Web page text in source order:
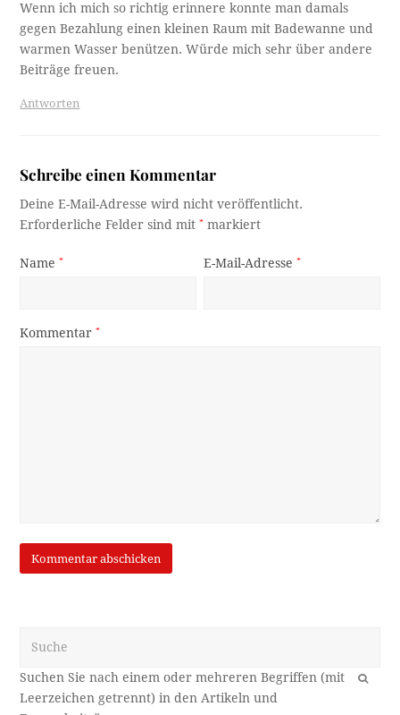
Wenn ich mich so richtig erinnere konnte man damals
gegen Bezahlung einen kleinen Raum mit Badewanne und
warmen Wasser benützen. Würde mich sehr über andere
Beiträge freuen.
Antworten
Schreibe einen Kommentar
Deine E-Mail-Adresse wird nicht veröffentlicht.
Erforderliche Felder sind mit* markiert
Name* E-Mail-Adresse*
Kommentar*
OK